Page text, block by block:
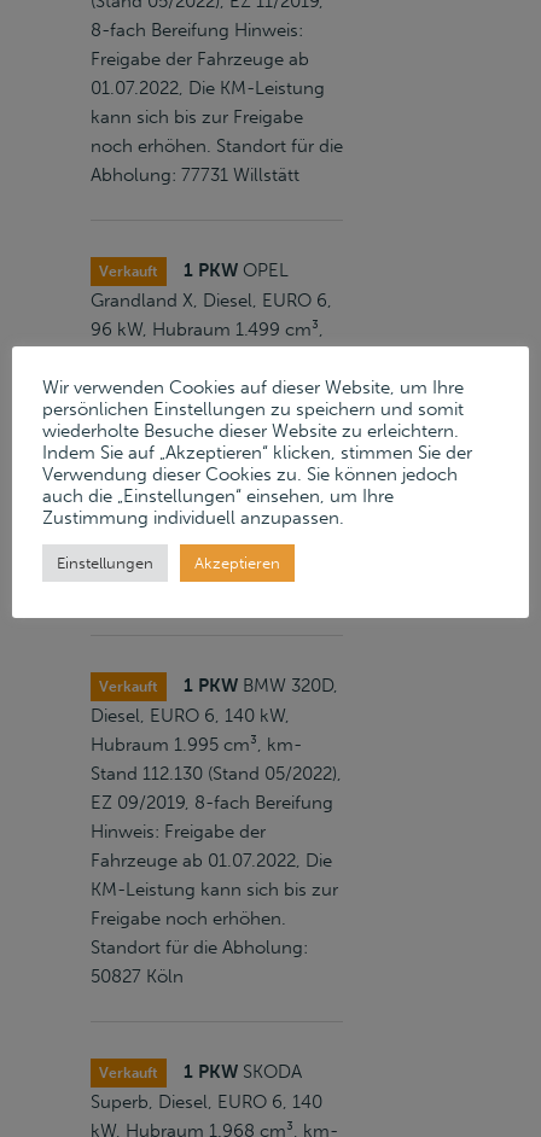
8-fach Bereifung Hinweis:
Freigabe der Fahrzeuge ab
01.07.2022, Die KM-Leistung
kann sich bis zur Freigabe
noch erhöhen. Standort für die
Abholung: 77731 Willstätt
Verkauft 1 PKW OPEL
Grandland X, Diesel, EURO 6,
96 kW, Hubraum 1.499 cm³,
05/2022), EZ 10/2020, 8-fach
Bereifung Hinweis:
Versteigerung unter Vorbehalt,
Freigabe der Fahrzeuge ab
01.07.2022, Die KM-Leistung
kann sich bis zur Freigabe
noch erhöhen. Standort für die
Verkauft 1 PKW BMW 320D,
Diesel, EURO 6, 140 kW,
Hubraum 1.995 cm³, km-
Stand 112.130 (Stand 05/2022),
EZ 09/2019, 8-fach Bereifung
Hinweis: Freigabe der
Fahrzeuge ab 01.07.2022, Die
KM-Leistung kann sich bis zur
Freigabe noch erhöhen.
Standort für die Abholung:
50827 Köln
Verkauft 1 PKW SKODA
Superb, Diesel, EURO 6, 140
kW, Hubraum 1.968 cm³, km-
Wir verwenden Cookies auf dieser Website, um Ihre
persönlichen Einstellungen zu speichern und somit
wiederholte Besuche dieser Website zu erleichtern.
Indem Sie auf „Akzeptieren“ klicken, stimmen Sie der
Verwendung dieser Cookies zu. Sie können jedoch
auch die „Einstellungen“ einsehen, um Ihre
Zustimmung individuell anzupassen.
Einstellungen Akzeptieren